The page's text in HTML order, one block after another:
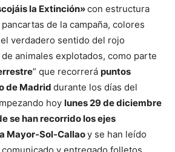
la Extinción»con estructura
de la campaña, colores
verdadero sentido del rojo
animales explotados, como parte
” que recorrerá puntos
de Madrid durante los días del
hoy lunes 29 de diciembre
se han recorrido los ejes
Mayor-Sol-Callaoy se han leído